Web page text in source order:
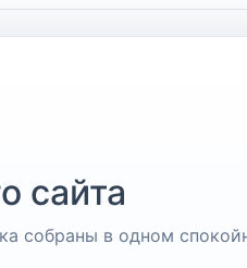
сайта
собраны в одном